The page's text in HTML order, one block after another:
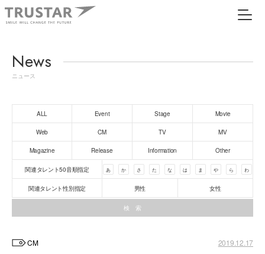
News
ニュース
ALL Event Stage Movie
Web CM TV MV
Magazine Release Information Other
関連タレント50音順指定 あ か さ た な は ま や ら わ
関連タレント性別指定 男性 女性
CM 2019.12.17